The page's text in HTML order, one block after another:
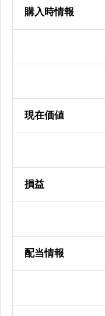
購入時情報
現在価値
損益
配当情報